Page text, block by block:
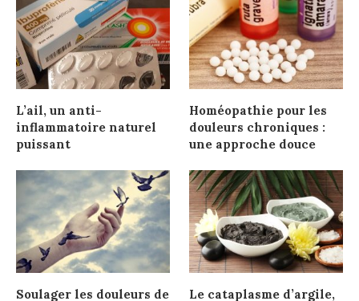
L’ail, un anti-
inflammatoire naturel
puissant
Homéopathie pour les
douleurs chroniques :
une approche douce
Soulager les douleurs de
Le cataplasme d’argile,